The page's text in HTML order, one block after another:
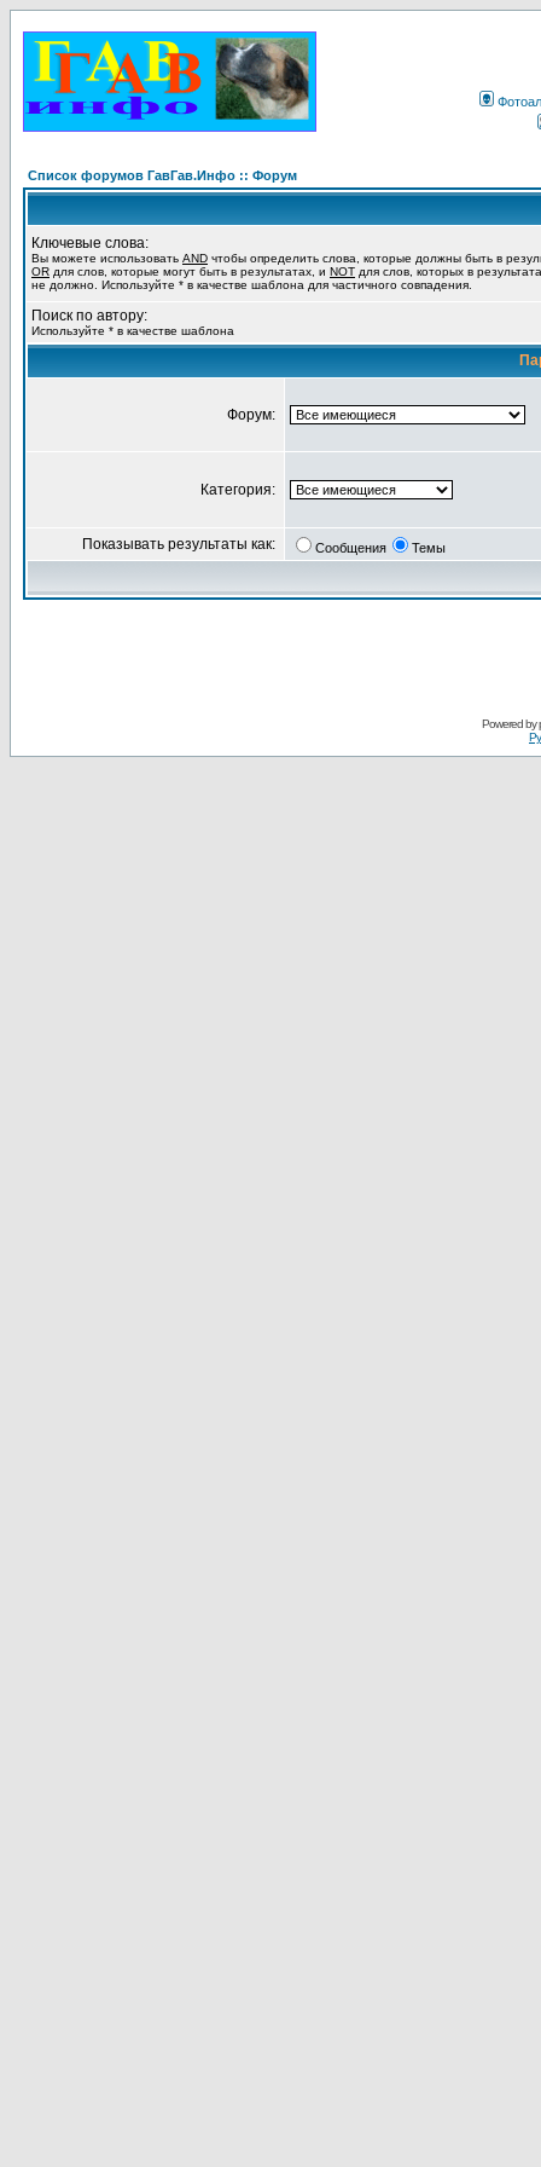
Список форумов ГавГав.Инфо :: Форум
Ключевые слова:
Вы можете использовать AND чтобы определить слова, которые должны быть в
OR для слов, которые могут быть в результатах, и NOT для слов, которых в
не должно. Используйте * в качестве шаблона для частичного совпадения.
Поиск по автору:
Используйте * в качестве шаблона
Форум:
Категория:
Показывать результаты как: Сообщения Темы
Powered by